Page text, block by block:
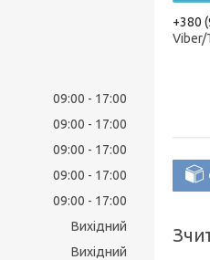
+380
Viber/
09:00
17:00
09:00
17:00
09:00
17:00
09:00
17:00
09:00
17:00
Вихідний
Вихідний